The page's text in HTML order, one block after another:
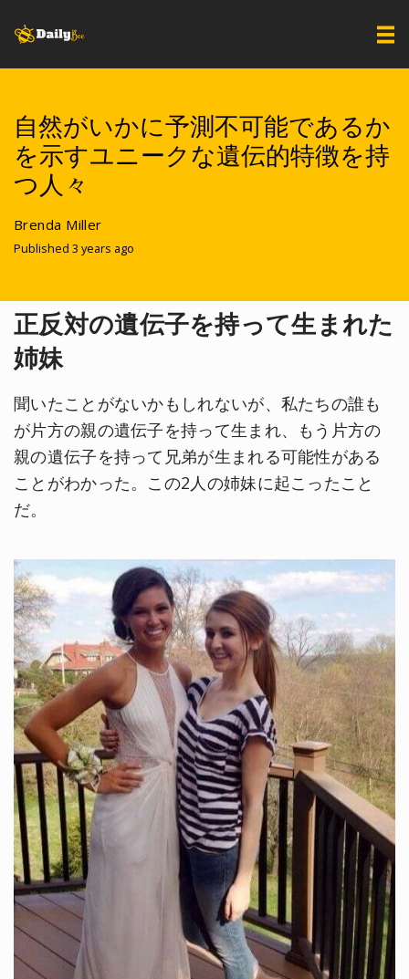
自然がいかに予測不可能であるか
を示すユニークな遺伝的特徴を持
つ人々
Brenda Miller
Published 3 years ago
正反対の遺伝子を持って生まれた
姉妹
聞いたことがないかもしれないが、私たちの誰も
が片方の親の遺伝子を持って生まれ、もう片方の
親の遺伝子を持って兄弟が生まれる可能性がある
ことがわかった。この2人の姉妹に起こったこと
だ。